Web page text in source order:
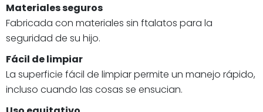
Materiales seguros
Fabricada con materiales sin ftalatos para la
seguridad de su hijo.
Fácil de limpiar
La superficie fácil de limpiar permite un manejo rápido,
incluso cuando las cosas se ensucian.